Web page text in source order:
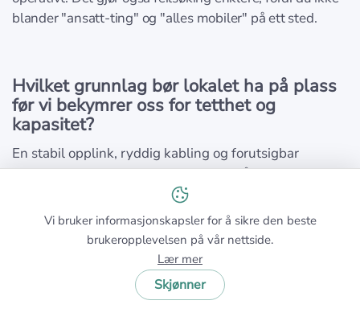
blander "ansatt-ting" og "alles mobiler" på ett sted.
Hvilket grunnlag bør lokalet ha på plass
før vi bekymrer oss for tetthet og
kapasitet?
En stabil opplink, ryddig kabling og forutsigbar
plassering. Hvis lokalet ikke kan oppnåWiFi med
når rommet er tomt, vil ikke
publikum “jevnere ut” problemet — det vil forsterke
Hvorfor føles WiFi dårlig selv når
Vi bruker informasjonskapsler for å sikre den beste
brukeropplevelsen på vår nettside.
Lær mer
Skjønner